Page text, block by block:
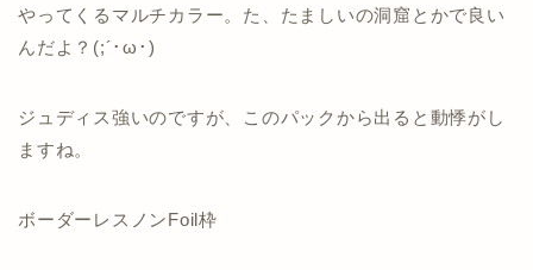
やってくるマルチカラー。た、たましいの洞窟とかで良い
んだよ？(;´･ω･)
ジュディス強いのですが、このパックから出ると動悸がし
ますね。
ボーダーレスノンFoil枠